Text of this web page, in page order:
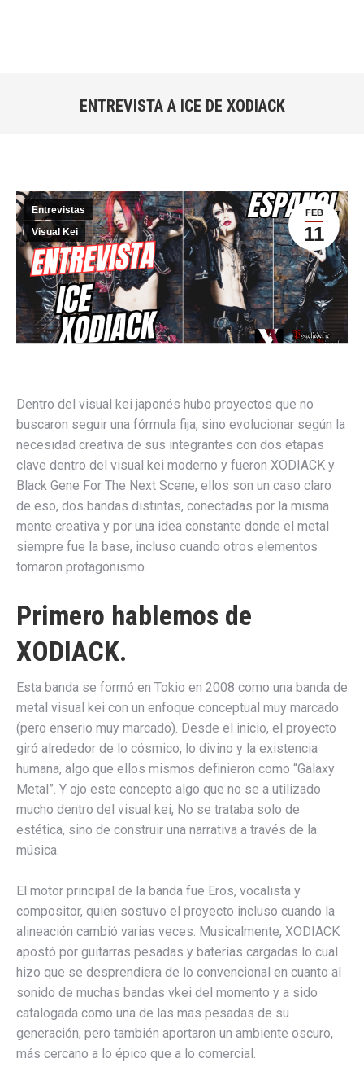
ENTREVISTA A ICE DE XODIACK
FEB
11
Entrevistas
Visual Kei
Dentro del visual kei japonés hubo proyectos que no
buscaron seguir una fórmula fija, sino evolucionar según la
necesidad creativa de sus integrantes con dos etapas
clave dentro del visual kei moderno y fueron XODIACK y
Black Gene For The Next Scene, ellos son un caso claro
de eso, dos bandas distintas, conectadas por la misma
mente creativa y por una idea constante donde el metal
siempre fue la base, incluso cuando otros elementos
tomaron protagonismo.
Primero hablemos de
XODIACK.
Esta banda se formó en Tokio en 2008 como una banda de
metal visual kei con un enfoque conceptual muy marcado
(pero enserio muy marcado). Desde el inicio, el proyecto
giró alrededor de lo cósmico, lo divino y la existencia
humana, algo que ellos mismos definieron como “Galaxy
Metal”. Y ojo este concepto algo que no se a utilizado
mucho dentro del visual kei, No se trataba solo de
estética, sino de construir una narrativa a través de la
música.
El motor principal de la banda fue Eros, vocalista y
compositor, quien sostuvo el proyecto incluso cuando la
alineación cambió varias veces. Musicalmente, XODIACK
apostó por guitarras pesadas y baterías cargadas lo cual
hizo que se desprendiera de lo convencional en cuanto al
sonido de muchas bandas vkei del momento y a sido
catalogada como una de las mas pesadas de su
generación, pero también aportaron un ambiente oscuro,
más cercano a lo épico que a lo comercial.